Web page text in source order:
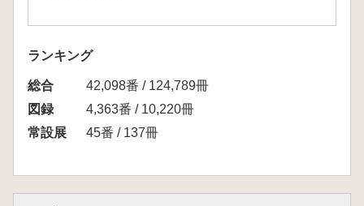
ランキング
総合
42,098番 / 124,789冊
図録
4,363番 / 10,220冊
常設展
45番 / 137冊